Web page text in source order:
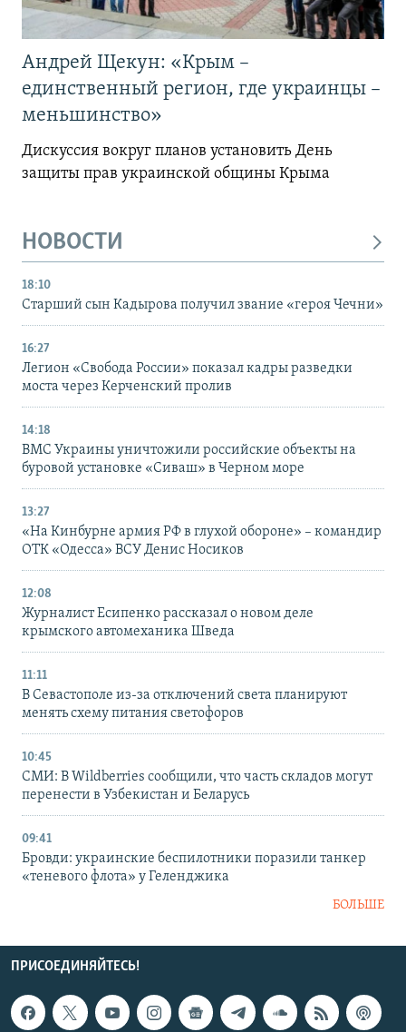
Андрей Щекун: «Крым –
единственный регион, где украинцы –
меньшинство»
Дискуссия вокруг планов установить День
защиты прав украинской общины Крыма
НОВОСТИ
18:10
Старший сын Кадырова получил звание «героя Чечни»
16:27
Легион «Свобода России» показал кадры разведки
моста через Керченский пролив
14:18
ВМС Украины уничтожили российские объекты на
буровой установке «Сиваш» в Черном море
13:27
«На Кинбурне армия РФ в глухой обороне» – командир
ОТК «Одесса» ВСУ Денис Носиков
12:08
Журналист Есипенко рассказал о новом деле
крымского автомеханика Шведа
11:11
В Севастополе из-за отключений света планируют
менять схему питания светофоров
10:45
СМИ: В Wildberries сообщили, что часть складов могут
перенести в Узбекистан и Беларусь
09:41
Бровди: украинские беспилотники поразили танкер
«теневого флота» у Геленджика
БОЛЬШЕ
ПРИСОЕДИНЯЙТЕСЬ!